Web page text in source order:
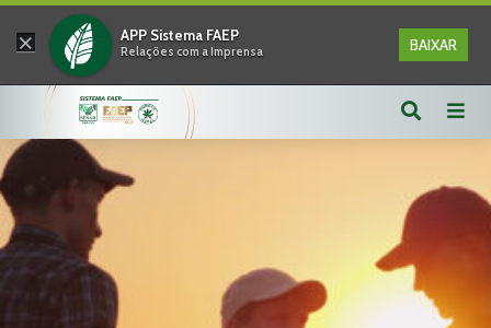
× APP Sistema FAEP
Relações com a Imprensa BAIXAR